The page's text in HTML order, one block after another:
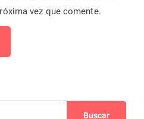
vez que comente.